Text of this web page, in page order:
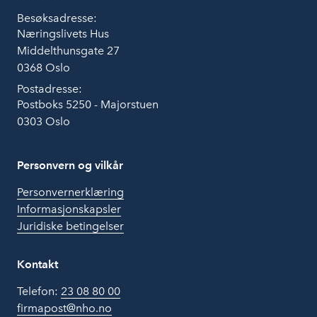
Besøksadresse:
Næringslivets Hus
Middelthunsgate 27
0368 Oslo
Postadresse:
Postboks 5250 - Majorstuen
0303 Oslo
Personvern og vilkår
Personvernerklæring
Informasjonskapsler
Juridiske betingelser
Kontakt
Telefon: 23 08 80 00
firmapost@nho.no